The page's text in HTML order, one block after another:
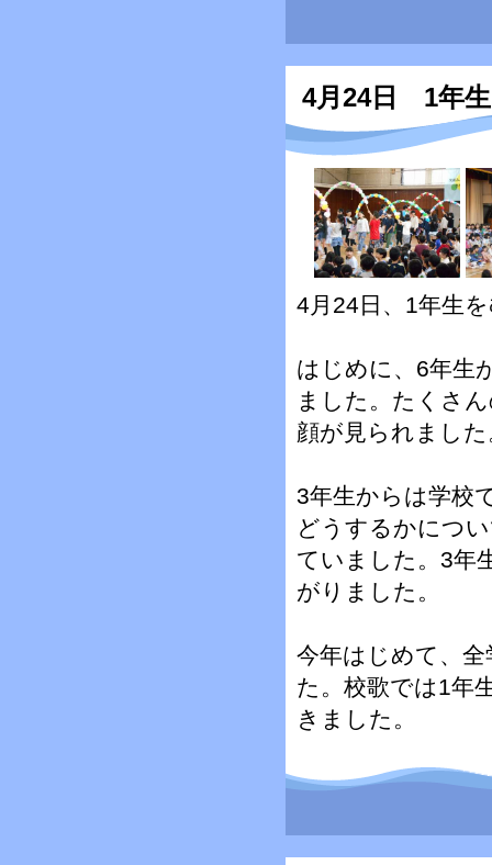
4月24日 1年
4月24日、1年生
はじめに、6年生
ました。たくさ
顔が見られました
3年生からは学校
どうするかにつ
ていました。3年
がりました。
今年はじめて、
た。校歌では1年
きました。